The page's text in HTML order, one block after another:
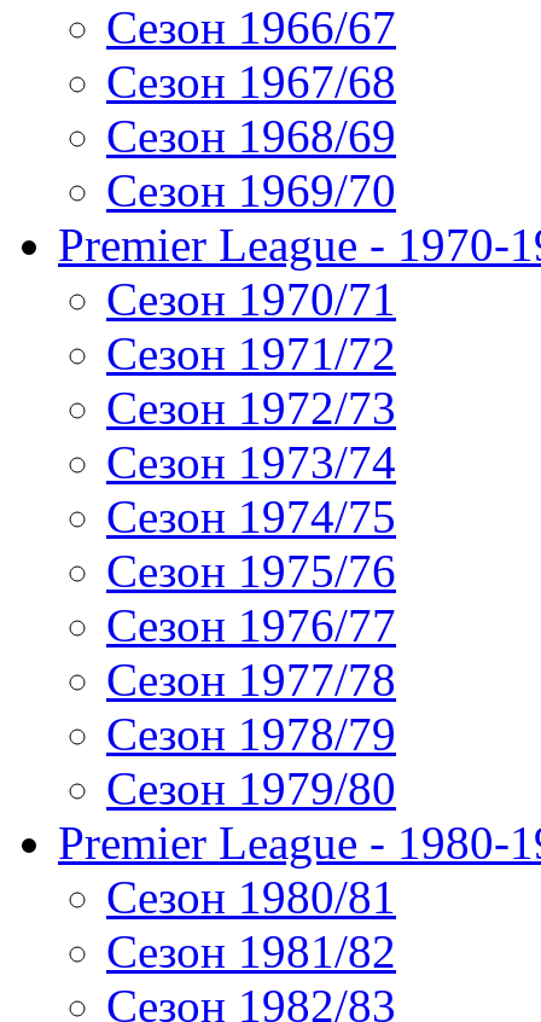
Сезон 1966/67
Сезон 1967/68
Сезон 1968/69
Сезон 1969/70
Premier League - 1970-
Сезон 1970/71
Сезон 1971/72
Сезон 1972/73
Сезон 1973/74
Сезон 1974/75
Сезон 1975/76
Сезон 1976/77
Сезон 1977/78
Сезон 1978/79
Сезон 1979/80
Premier League - 1980-
Сезон 1980/81
Сезон 1981/82
Сезон 1982/83